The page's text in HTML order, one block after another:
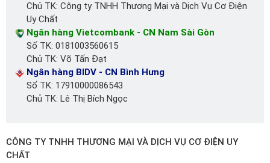
Chủ TK: Công ty TNHH Thương Mại và Dịch Vụ Cơ Điện
Uy Chất
Ngân hàng Vietcombank - CN Nam Sài Gòn
Số TK: 0181003560615
Chủ TK: Võ Tấn Đạt
Ngân hàng BIDV - CN Bình Hưng
Số TK: 17910000086543
Chủ TK: Lê Thị Bích Ngọc
CÔNG TY TNHH THƯƠNG MẠI VÀ DỊCH VỤ CƠ ĐIỆN UY
CHẤT